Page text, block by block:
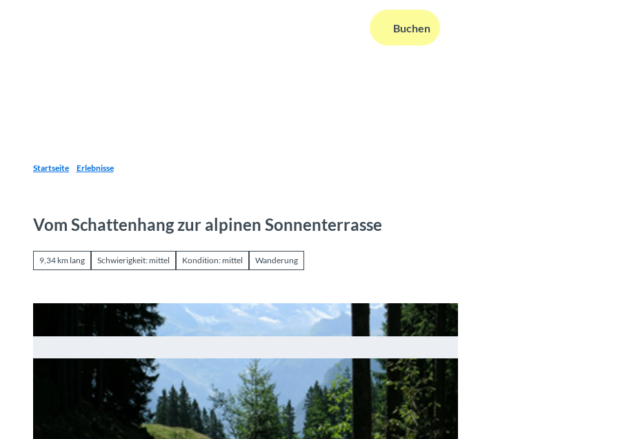
Informationen
Suche Buchen
Startseite Erlebnisse
Vom Schattenhang zur alpinen Sonnenterrasse
9,34 km lang Schwierigkeit: mittel Kondition: mittel Wanderung